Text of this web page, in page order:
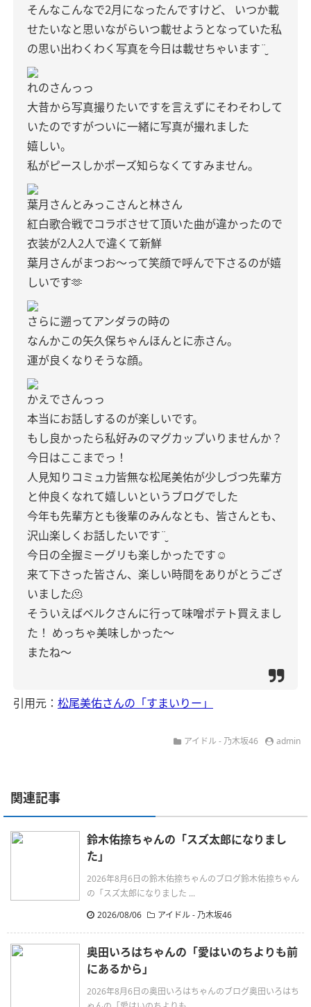
そんなこんなで2月になったんですけど、
いつか載
せたいなと思いながらいつ載せようとなっていた私
の思い出わくわく写真を今日は載せちゃいます¨̮
れのさんっっ
大昔から写真撮りたいですを言えずにそわそわして
いたのですがついに一緒に写真が撮れました
嬉しい。
私がピースしかポーズ知らなくてすみません。
葉月さんとみっこさんと林さん
紅白歌合戦でコラボさせて頂いた曲が違かったので
衣装が2人2人で違くて新鮮
葉月さんがまつお〜って笑顔で呼んで下さるのが嬉
しいです🫶
さらに遡ってアンダラの時の
なんかこの矢久保ちゃんほんとに赤さん。
運が良くなりそうな顔。
かえでさんっっ
本当にお話しするのが楽しいです。
もし良かったら私好みのマグカップいりませんか？
今日はここまでっ！
人見知りコミュ力皆無な松尾美佑が少しづつ先輩方
と仲良くなれて嬉しいというブログでした
今年も先輩方とも後輩のみんなとも、皆さんとも、
沢山楽しくお話したいです¨̮
今日の全握ミーグリも楽しかったです☺︎︎︎︎
来て下さった皆さん、楽しい時間をありがとうござ
いました🫠
そういえばベルクさんに行って味噌ポテト買えまし
た！ めっちゃ美味しかった〜
またね〜
引用元： 松尾美佑さんの「すまいりー」
アイドル - 乃木坂46 admin
関連記事
鈴木佑捺ちゃんの「スズ太郎になりまし
た」
2026年8月6日の鈴木佑捺ちゃんのブログ鈴木佑捺ちゃん
の「スズ太郎になりました ...
2026/08/06
アイドル - 乃木坂46
奥田いろはちゃんの「愛はいのちよりも前
にあるから」
2026年8月6日の奥田いろはちゃんのブログ奥田いろはち